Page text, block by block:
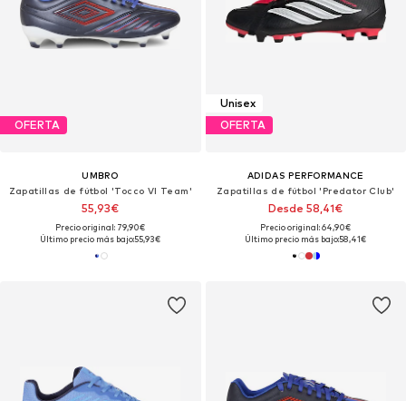
OFERTA
UMBRO
Zapatillas de fútbol 'Tocco VI Team'
55,93€
Precio original: 79,90€
Último precio más bajo:55,93€
Unisex
OFERTA
ADIDAS PERFORMANCE
Zapatillas de fútbol 'Predator Club'
Desde 58,41€
Precio original: 64,90€
Último precio más bajo:58,41€